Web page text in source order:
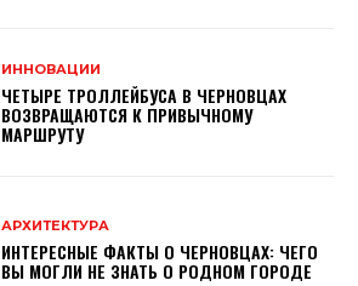
ИННОВАЦИИ
ЧЕТЫРЕ ТРОЛЛЕЙБУСА В ЧЕРНОВЦАХ
ВОЗВРАЩАЮТСЯ К ПРИВЫЧНОМУ
МАРШРУТУ
АРХИТЕКТУРА
ИНТЕРЕСНЫЕ ФАКТЫ О ЧЕРНОВЦАХ: ЧЕГО
ВЫ МОГЛИ НЕ ЗНАТЬ О РОДНОМ ГОРОДЕ